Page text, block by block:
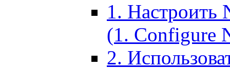
1. Настроить
(1. Configure
2.